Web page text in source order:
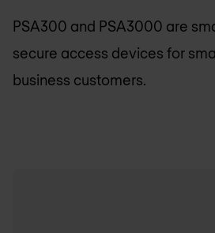
PSA300 and PSA3000 are
secure access devices for
business customers.